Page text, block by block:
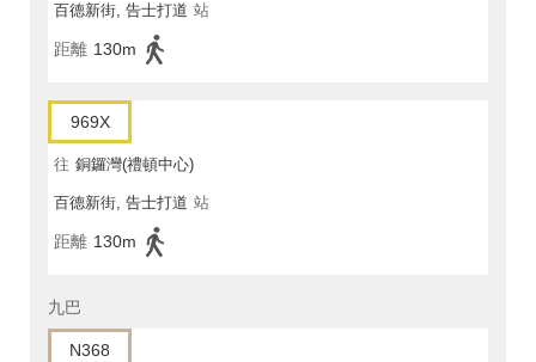
百德新街, 告士打道 站
距離 130m
969X
往 銅鑼灣(禮頓中心)
百德新街, 告士打道 站
距離 130m
九巴
N368